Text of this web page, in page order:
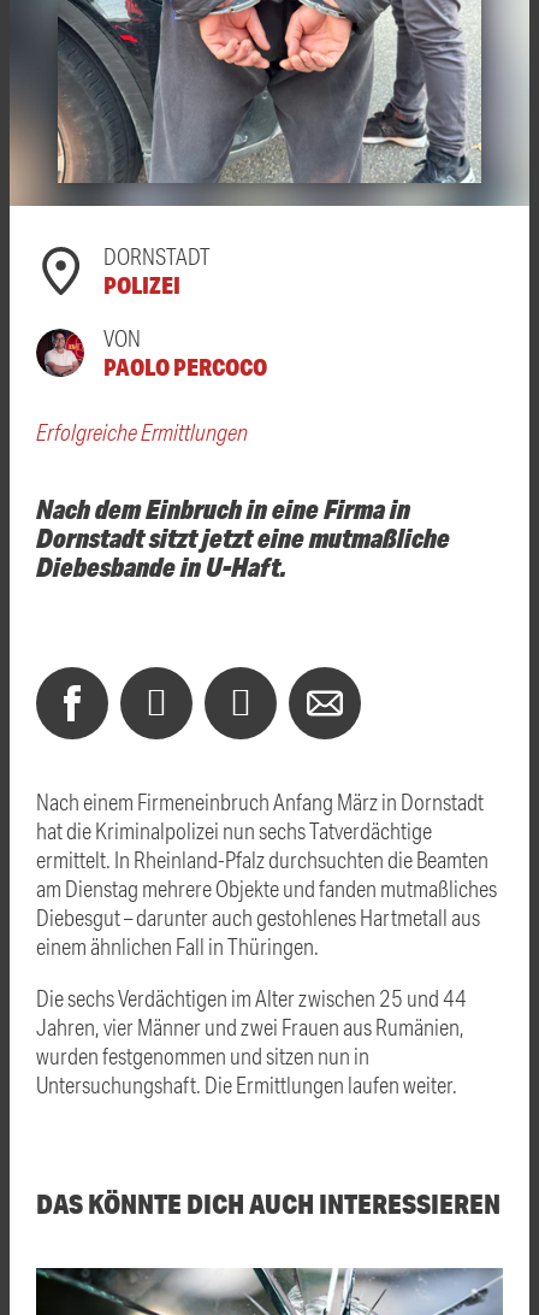
DORNSTADT
POLIZEI
VON
PAOLO PERCOCO
Erfolgreiche Ermittlungen
Nach dem Einbruch in eine Firma in
Dornstadt sitzt jetzt eine mutmaßliche
Diebesbande in U-Haft.
Nach einem Firmeneinbruch Anfang März in Dornstadt
hat die Kriminalpolizei nun sechs Tatverdächtige
ermittelt. In Rheinland-Pfalz durchsuchten die Beamten
am Dienstag mehrere Objekte und fanden mutmaßliches
Diebesgut – darunter auch gestohlenes Hartmetall aus
einem ähnlichen Fall in Thüringen.
Die sechs Verdächtigen im Alter zwischen 25 und 44
Jahren, vier Männer und zwei Frauen aus Rumänien,
wurden festgenommen und sitzen nun in
Untersuchungshaft. Die Ermittlungen laufen weiter.
DAS KÖNNTE DICH AUCH INTERESSIEREN